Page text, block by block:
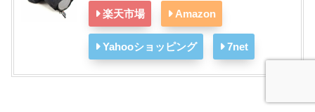
楽天市場 Amazon
Yahooショッピング 7net